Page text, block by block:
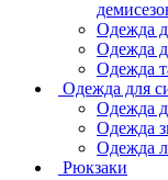
Одежда
Одежда
Одежда
Одежда для
Одежда
Одежда
Одежда
Рюкзаки